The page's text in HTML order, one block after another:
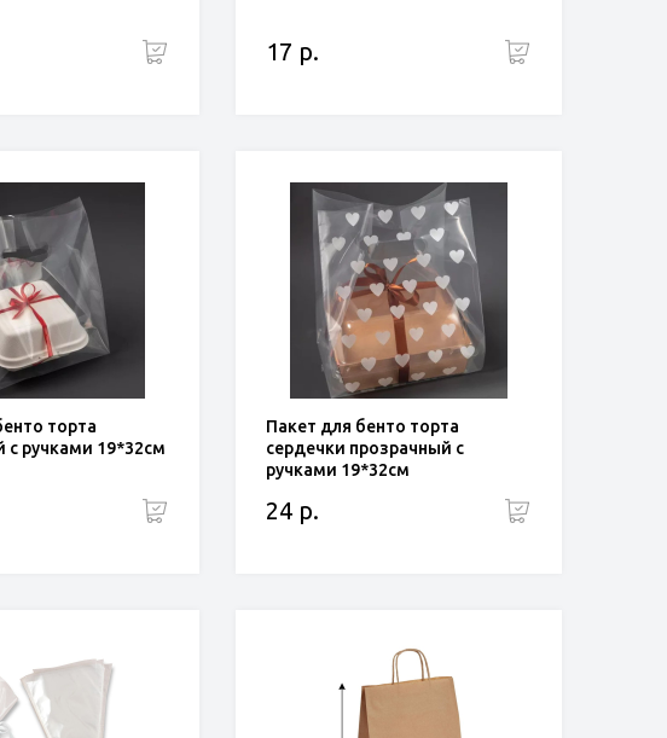
17 р.
торта
с ручками 19*32см
Пакет для бенто торта
сердечки прозрачный с
ручками 19*32см
24 р.